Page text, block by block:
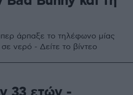
άρπαξε το τηλέφωνο μίας
νερό - Δείτε το βίντεο